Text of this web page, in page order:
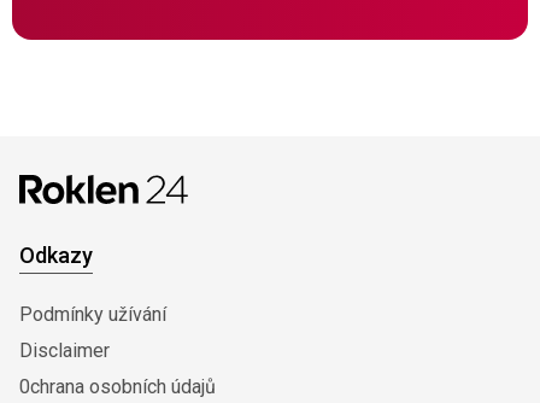
Odkazy
Podmínky užívání
Disclaimer
0chrana osobních údajů